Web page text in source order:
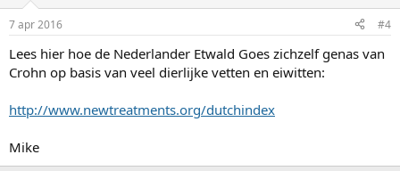
7 apr 2016 #4
Lees hier hoe de Nederlander Etwald Goes zichzelf genas van
Crohn op basis van veel dierlijke vetten en eiwitten:
http://www.newtreatments.org/dutchindex
Mike